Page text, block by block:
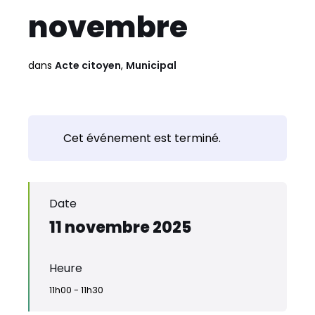
novembre
dans Acte citoyen, Municipal
Cet événement est terminé.
Date
11 novembre 2025
Heure
11h00 - 11h30